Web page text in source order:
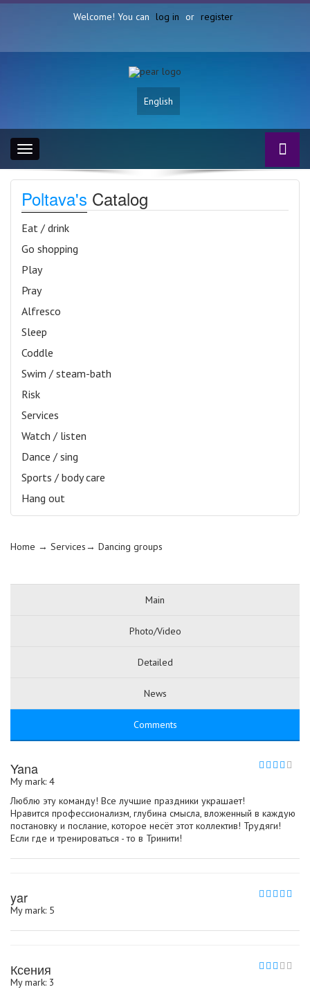
Welcome! You can log in or register
English
Toggle
navigation
Poltava's Catalog
Eat / drink
Go shopping
Play
Pray
Alfresco
Sleep
Coddle
Swim / steam-bath
Risk
Services
Watch / listen
Dance / sing
Sports / body care
Hang out
Home → Services→ Dancing groups
Main
Photo/Video
Detailed
News
Comments
Yana
My mark: 4
Люблю эту команду! Все лучшие праздники украшает!
Нравится профессионализм, глубина смысла, вложенный в каждую
постановку и послание, которое несёт этот коллектив! Трудяги!
Если где и тренироваться - то в Тринити!
yar
My mark: 5
Ксения
My mark: 3